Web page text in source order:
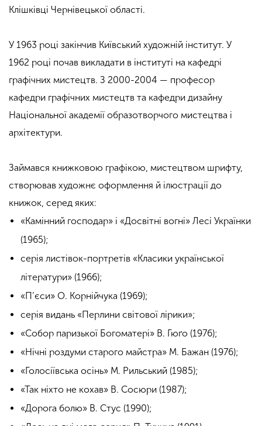
Клішківці Чернівецької області.
У 1963 році закінчив Київський художній інститут. У
1962 році почав викладати в інституті на кафедрі
графічних мистецтв. З 2000-2004 — професор
кафедри графічних мистецтв та кафедри дизайну
Національної академії образотворчого мистецтва і
архітектури.
Займався книжковою графікою, мистецтвом шрифту,
створював художнє оформлення й ілюстрації до
книжок, серед яких:
«Камінний господар» і «Досвітні вогні» Лесі Українки
(1965);
серія листівок-портретів «Класики української
літератури» (1966);
«П’єси» О. Корнійчука (1969);
серія видань «Перлини світової лірики»;
«Собор паризької Богоматері» В. Гюґо (1976);
«Нічні роздуми старого майстра» М. Бажан (1976);
«Голосіївська осінь» М. Рильський (1985);
«Так ніхто не кохав» В. Сосюри (1987);
«Дорога болю» В. Стус (1990);